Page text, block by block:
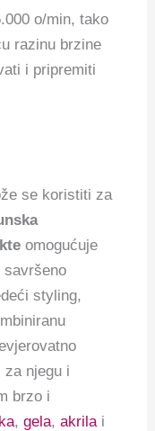
o/min, tako
razinu brzine
i pripremiti
se koristiti za
omogućuje
savršeno
styling,
za njegu i
brzo i
,gela,akrilai